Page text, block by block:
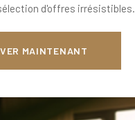
d'offres irrésistibles.
MAINTENANT